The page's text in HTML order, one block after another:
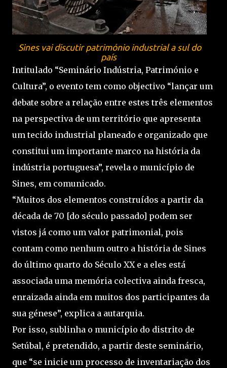
Sines vai discutir património industrial a sul do
país
Intitulado “Seminário Indústria, Património e
Cultura”, o evento tem como objectivo “lançar um
debate sobre a relação entre estes três elementos
na perspectiva de um território que apresenta
um tecido industrial planeado e organizado que
constitui um importante marco na história da
indústria portuguesa”, revela o município de
Sines, em comunicado.
“Muitos dos elementos construídos a partir da
década de 70 [do século passado] podem ser
vistos já como um valor patrimonial, pois
contam como nenhum outro a história de Sines
do último quarto do Século XX e a eles está
associada uma memória colectiva ainda fresca,
enraizada ainda em muitos dos participantes da
sua génese”, explica a autarquia.
Por isso, sublinha o município do distrito de
Setúbal, é pretendido, a partir deste seminário,
que “se inicie um processo de inventariação dos